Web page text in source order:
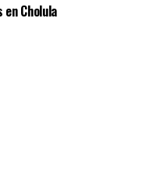
Cholula